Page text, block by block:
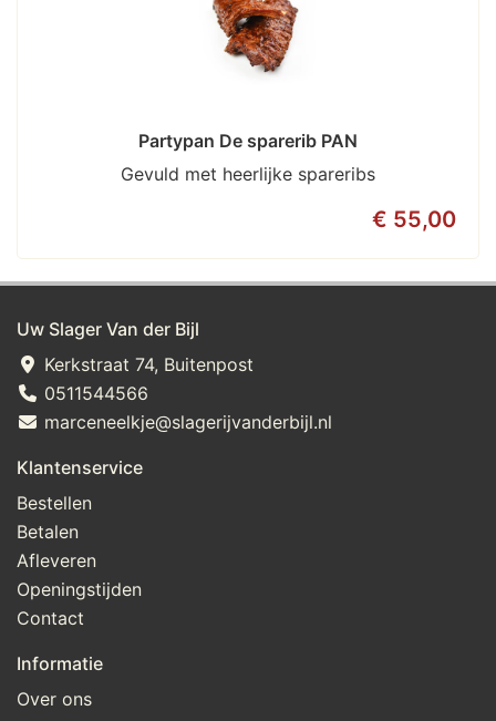
Partypan De sparerib PAN
Gevuld met heerlijke spareribs
€ 55,00
Uw Slager Van der Bijl
Kerkstraat 74, Buitenpost
0511544566
marceneelkje@slagerijvanderbijl.nl
Klantenservice
Bestellen
Betalen
Afleveren
Openingstijden
Contact
Informatie
Over ons